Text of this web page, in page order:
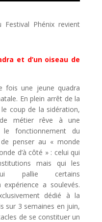
Festival Phénix revient
et d’un oiseau de
une jeune quadra
En plein arrêt de la
coup de la sidération,
métier rêve à une
le fonctionnement du
penser au « monde
d’à côté » : celui qui
mais qui les
pallie certains
a soulevés.
dédié à la
sur 3 semaines en juin,
de se constituer un